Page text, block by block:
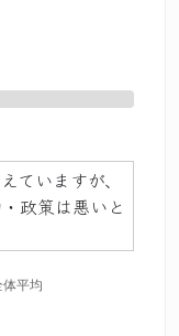
ていますが、
政策は悪いと